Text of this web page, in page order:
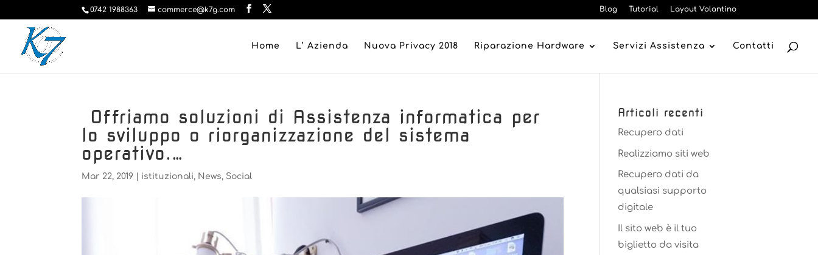
0742 1988363 commerce@k7g.com Blog Tutorial Layout Volantino
Home L’ Azienda Nuova Privacy 2018 Riparazione Hardware Servizi Assistenza Contatti
️ Offriamo soluzioni di Assistenza informatica per
lo sviluppo o riorganizzazione del sistema
operativo.…
Mar 22, 2019 istituzionali, News, Social
Articoli recenti
Recupero dati
Realizziamo siti web
Recupero dati da
qualsiasi supporto
digitale
Il sito web è il tuo
biglietto da visita